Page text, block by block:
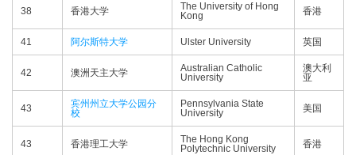
38 香港大学
The University of Hong
Kong
香港
41 阿尔斯特大学 Ulster University 英国
42 澳洲天主大学
Australian Catholic
University
澳大利
亚
43
宾州州立大学公园分
校
Pennsylvania State
University
美国
43 香港理工大学
The Hong Kong
Polytechnic University
香港